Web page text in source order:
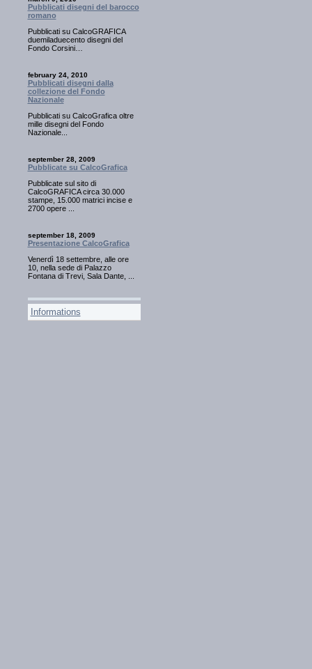
Pubblicati disegni del barocco
romano
Pubblicati su CalcoGRAFICA
duemiladuecento disegni del
Fondo Corsini…
february 24, 2010
Pubblicati disegni dalla
collezione del Fondo
Nazionale
Pubblicati su CalcoGrafica oltre
mille disegni del Fondo
Nazionale...
september 28, 2009
Pubblicate su CalcoGrafica
Pubblicate sul sito di
CalcoGRAFICA circa 30.000
stampe, 15.000 matrici incise e
2700 opere ...
september 18, 2009
Presentazione CalcoGrafica
Venerdì 18 settembre, alle ore
10, nella sede di Palazzo
Fontana di Trevi, Sala Dante, ...
Informations